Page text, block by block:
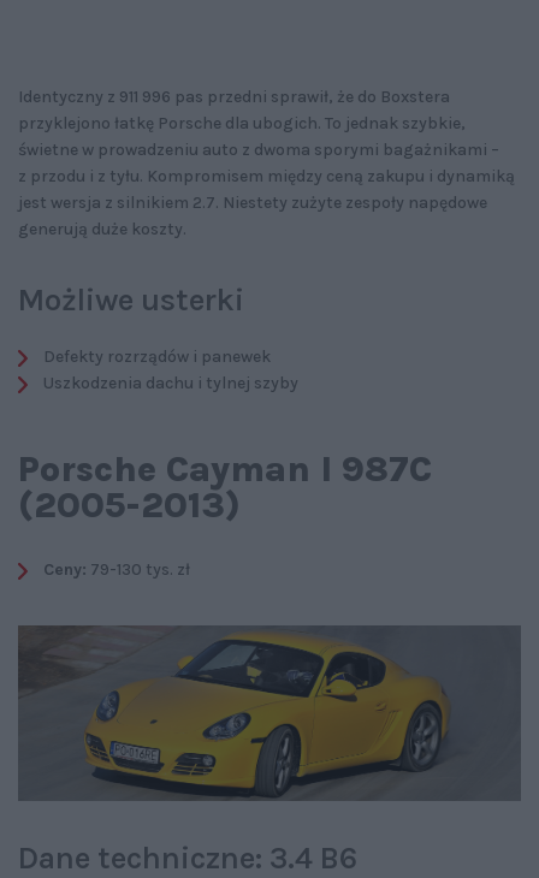
Identyczny z 911 996 pas przedni sprawił, że do Boxstera
przyklejono łatkę Porsche dla ubogich. To jednak szybkie,
świetne w prowadzeniu auto z dwoma sporymi bagażnikami –
z przodu i z tyłu. Kompromisem między ceną zakupu i dynamiką
jest wersja z silnikiem 2.7. Niestety zużyte zespoły napędowe
generują duże koszty.
Możliwe usterki
Defekty rozrządów i panewek
Uszkodzenia dachu i tylnej szyby
Porsche Cayman I 987C
(2005-2013)
Ceny: 79-130 tys. zł
Dane techniczne: 3.4 B6